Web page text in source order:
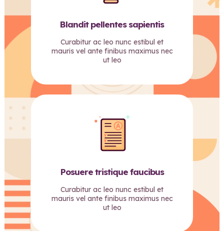
Blandit pellentes sapientis
Curabitur ac leo nunc estibul et
mauris vel ante finibus maximus nec
ut leo
Posuere tristique faucibus
Curabitur ac leo nunc estibul et
mauris vel ante finibus maximus nec
ut leo